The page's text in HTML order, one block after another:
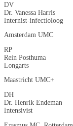
DV
Dr. Vanessa Harris
Internist-infectioloog
Amsterdam UMC
RP
Rein Posthuma
Longarts
Maastricht UMC+
DH
Dr. Henrik Endeman
Intensivist